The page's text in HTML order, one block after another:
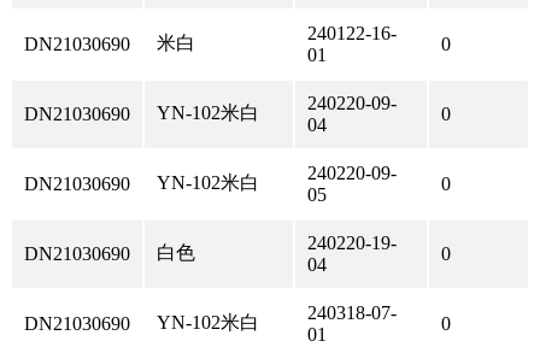
DN21030690 米白
240122-16-
01
0
DN21030690 YN-102米白
240220-09-
04
0
DN21030690 YN-102米白
240220-09-
05
0
DN21030690 白色
240220-19-
04
0
DN21030690 YN-102米白
240318-07-
01
0